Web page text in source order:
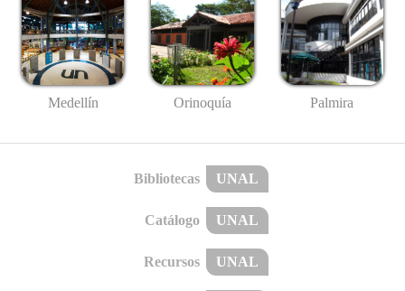
Medellín Orinoquía Palmira
Bibliotecas UNAL
Catálogo UNAL
Recursos UNAL